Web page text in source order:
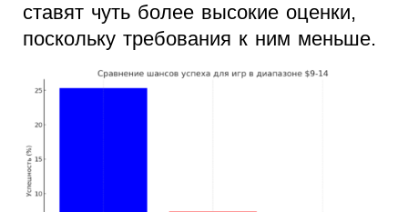
ставят чуть более высокие оценки,
поскольку требования к ним меньше.